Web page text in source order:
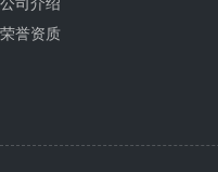
荣誉资质